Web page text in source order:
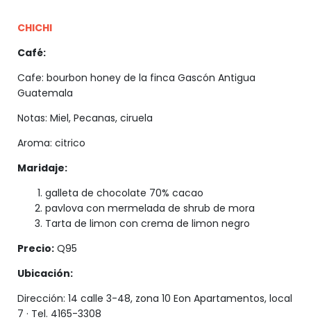
CHICHI
Café:
Cafe: bourbon honey de la finca Gascón Antigua
Guatemala
Notas: Miel, Pecanas, ciruela
Aroma: citrico
Maridaje:
galleta de chocolate 70% cacao
pavlova con mermelada de shrub de mora
Tarta de limon con crema de limon negro
Precio: Q95
Ubicación:
Dirección: 14 calle 3-48, zona 10 Eon Apartamentos, local
7 · Tel. 4165-3308